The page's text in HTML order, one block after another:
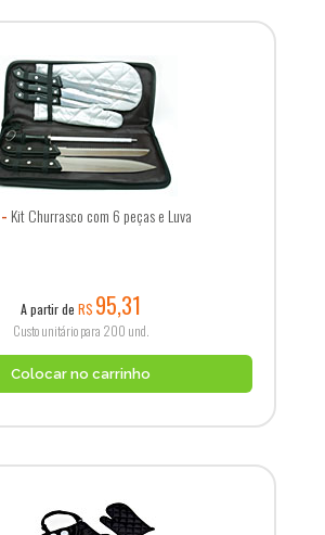
Kit Churrasco com 6 peças e Luva
A partir de R$ 95,31
Custo unitário para 200 und.
Colocar no carrinho